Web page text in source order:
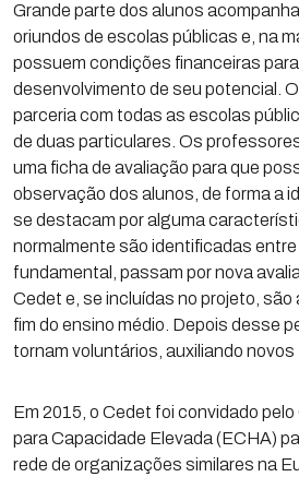
Grande parte dos alunos
oriundos de escolas públicas e, na
possuem condições financeiras
desenvolvimento de seu potencial.
parceria com todas as escolas
de duas particulares. Os
uma ficha de avaliação para que
observação dos alunos, de forma a
se destacam por alguma
normalmente são identificadas entre
fundamental, passam por nova
Cedet e, se incluídas no projeto,
fim do ensino médio. Depois desse
tornam voluntários, auxiliando novos
Em 2015, o Cedet foi convidado
para Capacidade Elevada (ECHA)
rede de organizações similares na